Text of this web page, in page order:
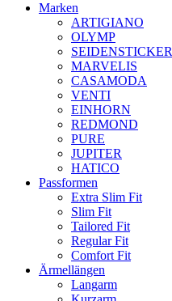
Marken
ARTIGIANO
OLYMP
SEIDENSTICKER
MARVELIS
CASAMODA
VENTI
EINHORN
REDMOND
PURE
JUPITER
HATICO
Passformen
Extra Slim Fit
Slim Fit
Tailored Fit
Regular Fit
Comfort Fit
Ärmellängen
Langarm